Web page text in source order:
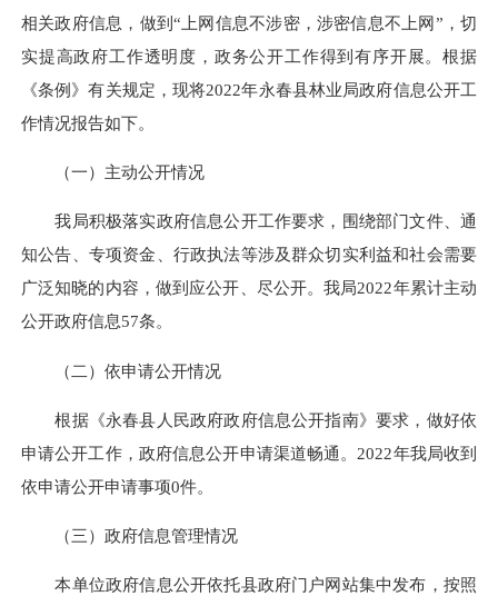
相关政府信息，做到“上网信息不涉密，涉密信息不上网”，切
实提高政府工作透明度，政务公开工作得到有序开展。根据
《条例》有关规定，现将2022年永春县林业局政府信息公开工
作情况报告如下。
（一）主动公开情况
我局积极落实政府信息公开工作要求，围绕部门文件、通
知公告、专项资金、行政执法等涉及群众切实利益和社会需要
广泛知晓的内容，做到应公开、尽公开。我局2022年累计主动
公开政府信息57条。
（二）依申请公开情况
根据《永春县人民政府政府信息公开指南》要求，做好依
申请公开工作，政府信息公开申请渠道畅通。2022年我局收到
依申请公开申请事项0件。
（三）政府信息管理情况
本单位政府信息公开依托县政府门户网站集中发布，按照